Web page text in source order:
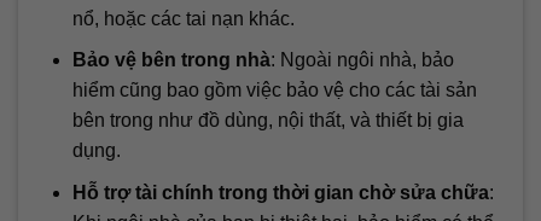
nổ, hoặc các tai nạn khác.
Bảo vệ bên trong nhà: Ngoài ngôi nhà, bảo
hiểm cũng bao gồm việc bảo vệ cho các tài sản
bên trong như đồ dùng, nội thất, và thiết bị gia
dụng.
Hỗ trợ tài chính trong thời gian chờ sửa chữa: